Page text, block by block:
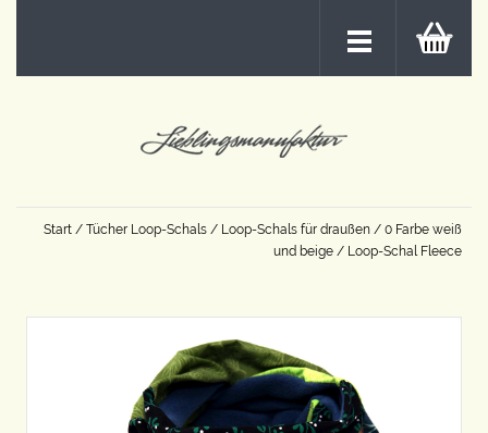
Start / Tücher Loop-Schals / Loop-Schals für draußen / 0 Farbe weiß
und beige / Loop-Schal Fleece